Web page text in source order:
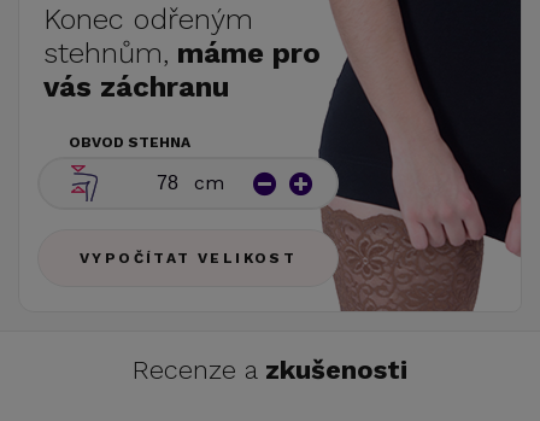
Konec odřeným
stehnům, máme pro
vás záchranu
OBVOD STEHNA
cm
VYPOČÍTAT VELIKOST
Recenze a zkušenosti